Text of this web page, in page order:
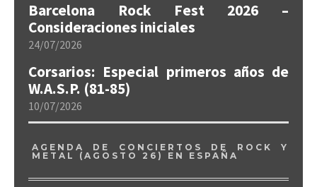
Barcelona Rock Fest 2026 –
Consideraciones iniciales
24/07/2026
Corsarios: Especial primeros años de
W.A.S.P. (81-85)
10/07/2026
AGENDA DE CONCIERTOS DE ROCK Y
METAL (AGOSTO 26) EN ESPAÑA